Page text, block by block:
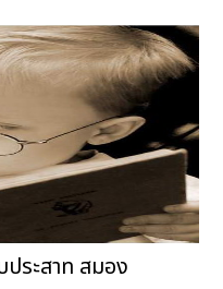
ระสาท สมอง